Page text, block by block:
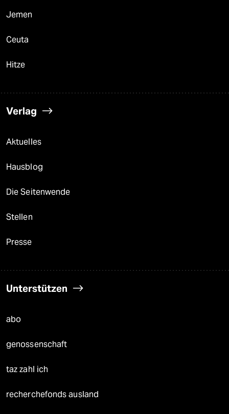
Jemen
Ceuta
Hitze
Verlag
Aktuelles
Hausblog
Die Seitenwende
Stellen
Presse
Unterstützen
abo
genossenschaft
taz zahl ich
recherchefonds ausland